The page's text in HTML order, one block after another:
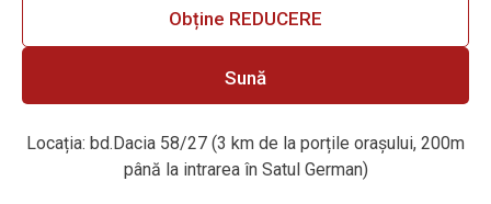
Obține REDUCERE
Sună
Locația: bd.Dacia 58/27 (3 km de la porțile orașului, 200m
până la intrarea în Satul German)